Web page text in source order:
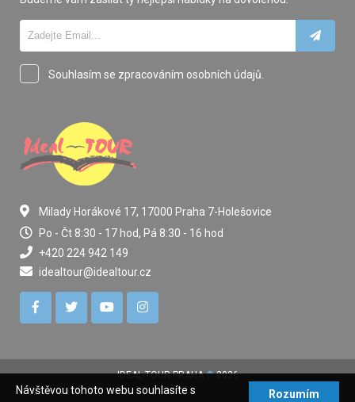
Rozumím
Návštěvou tohoto webu souhlasíte s
Souhlasím se zpracováním osobních údajů.
Milady Horákové 17, 17000 Praha 7-Holešovice
Po - Čt 8:30 - 17 hod, Pá 8:30 - 16 hod
+420 224 942 149
idealtour@idealtour.cz
IDEAL-TOUR PRAHA©2026